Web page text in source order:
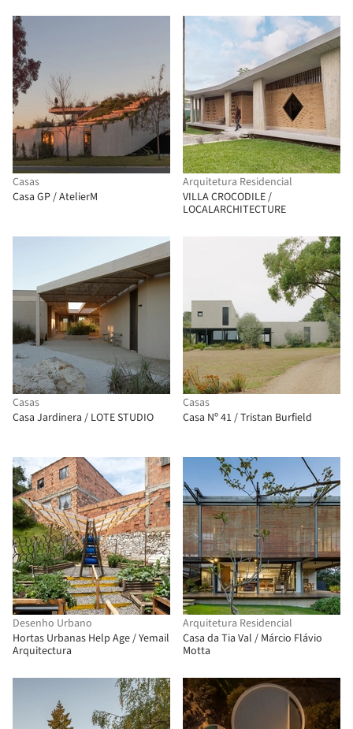
Casas
Casa GP / AtelierM
Arquitetura Residencial
VILLA CROCODILE /
LOCALARCHITECTURE
Casas
Casa Jardinera / LOTE STUDIO
Casas
Casa Nº 41 / Tristan Burfield
Desenho Urbano
Hortas Urbanas Help Age / Yemail
Arquitectura
Arquitetura Residencial
Casa da Tia Val / Márcio Flávio
Motta